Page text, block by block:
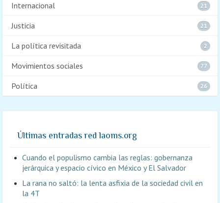
Internacional 21
Justicia 21
La política revisitada 2
Movimientos sociales 77
Política 26
Últimas entradas red laoms.org
Cuando el populismo cambia las reglas: gobernanza
jerárquica y espacio cívico en México y El Salvador
La rana no saltó: la lenta asfixia de la sociedad civil en
la 4T